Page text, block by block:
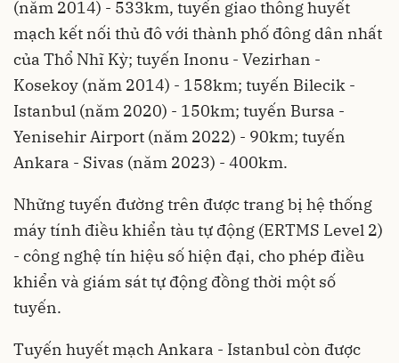
(năm 2014) - 533km, tuyến giao thông huyết
mạch kết nối thủ đô với thành phố đông dân nhất
của Thổ Nhĩ Kỳ; tuyến Inonu - Vezirhan -
Kosekoy (năm 2014) - 158km; tuyến Bilecik -
Istanbul (năm 2020) - 150km; tuyến Bursa -
Yenisehir Airport (năm 2022) - 90km; tuyến
Ankara - Sivas (năm 2023) - 400km.
Những tuyến đường trên được trang bị hệ thống
máy tính điều khiển tàu tự động (ERTMS Level 2)
- công nghệ tín hiệu số hiện đại, cho phép điều
khiển và giám sát tự động đồng thời một số
tuyến.
Tuyến huyết mạch Ankara - Istanbul còn được